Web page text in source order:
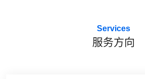
Services
服务方向